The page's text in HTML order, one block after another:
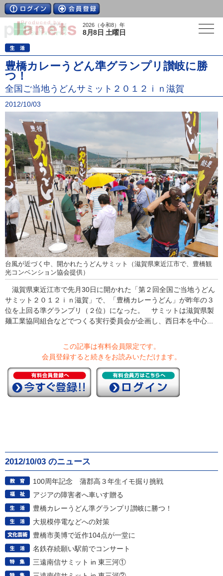
2026（令和8）年
8月8日 土曜日
豊橋カレーうどん準グランプリ讃岐に勝
つ！
全国ご当地うどんサミット２０１２ｉｎ滋賀
2012/10/03
台風が近づく中、開かれたうどんサミット（滋賀県東近江市で、豊橋観
光コンベンション協会提供）
滋賀県東近江市で先月30日に開かれた「第２回全国ご当地うどん
サミット２０１２ｉｎ滋賀」で、「豊橋カレーうどん」が昨年の３
位を上回る準グランプリ（２位）になった。 サミットは滋賀県製
麺工業協同組合などでつくる実行委員会が企画し、西日本を中心...
この記事は有料会員限定です。
会員登録すると続きをお読みいただけます。
2012/10/03 のニュース
100周年記念 蒲郡高３年生イモ掘り挑戦
アジアの障害者へ車いす贈る
豊橋カレーうどん準グランプリ讃岐に勝つ！
大規模停電などへの対策
豊橋市美博で近作104点が一堂に
名鉄存続願い駅前でコンサート
三遠南信サミット in 東三河①